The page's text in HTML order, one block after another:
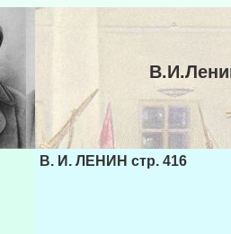
В. И. ЛЕНИН стр. 416